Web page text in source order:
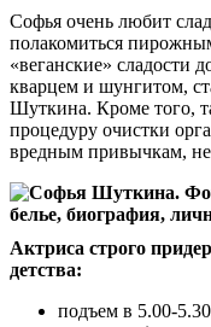
Софья очень любит
полакомиться
«веганские» сладости
кварцем и шунгитом,
Шуткина. Кроме того,
процедуру очистки
вредным привычкам, не
Актриса строго
детства:
подъем в 5.00-